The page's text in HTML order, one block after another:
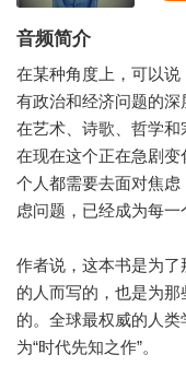
音频简介
在某种角度上，可以说
有政治和经济问题的深
在艺术、诗歌、哲学
在现在这个正在急剧
个人都需要去面对焦
虑问题，已经成为每一
作者说，这本书是为
的人而写的，也是为
的。全球最权威的人
为“时代先知之作”。